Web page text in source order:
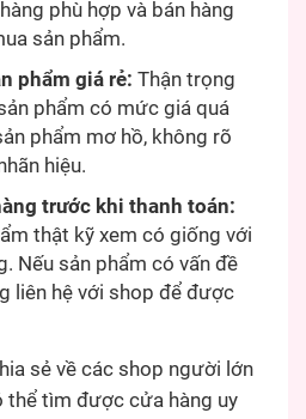
phù hợp và bán hàng
sản phẩm.
phẩm giá rẻ: Thận trọng
phẩm có mức giá quá
phẩm mơ hồ, không rõ
hiệu.
trước khi thanh toán:
thật kỹ xem có giống với
Nếu sản phẩm có vấn đề
liên hệ với shop để được
sẻ về các shop người lớn
thể tìm được cửa hàng uy